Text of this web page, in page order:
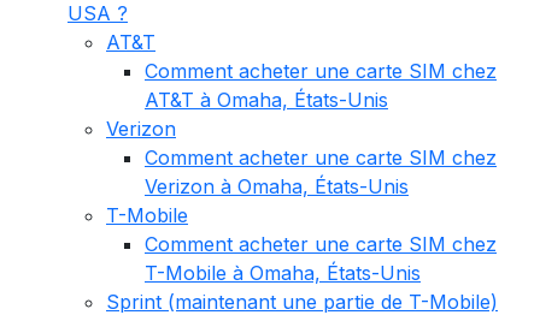
USA ?
AT&T
Comment acheter une carte SIM chez
AT&T à Omaha, États-Unis
Verizon
Comment acheter une carte SIM chez
Verizon à Omaha, États-Unis
T-Mobile
Comment acheter une carte SIM chez
T-Mobile à Omaha, États-Unis
Sprint (maintenant une partie de T-Mobile)